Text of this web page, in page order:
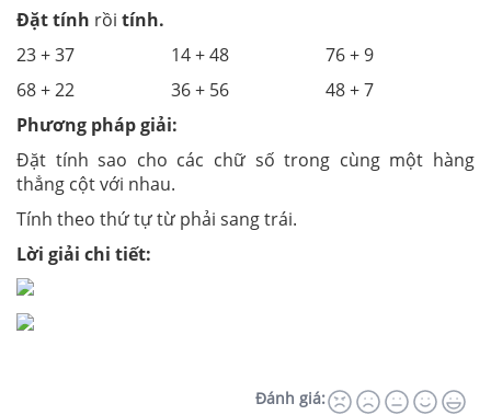
Đặt tính rồi tính.
23 + 37 14 + 48 76 + 9
68 + 22 36 + 56 48 + 7
Phương pháp giải:
Đặt tính sao cho các chữ số trong cùng một hàng
thẳng cột với nhau.
Tính theo thứ tự từ phải sang trái.
Lời giải chi tiết:
Đánh giá: